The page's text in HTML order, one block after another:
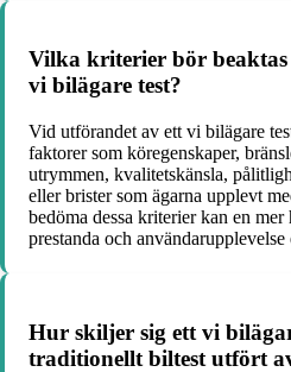
Vilka kriterier bör
vi bilägare test?
Vid utförandet av ett vi bilägare
faktorer som köregenskaper,
utrymmen, kvalitetskänsla,
eller brister som ägarna upplevt
bedöma dessa kriterier kan en
prestanda och användarupplevelse
Hur skiljer sig ett vi
traditionellt biltest utfört